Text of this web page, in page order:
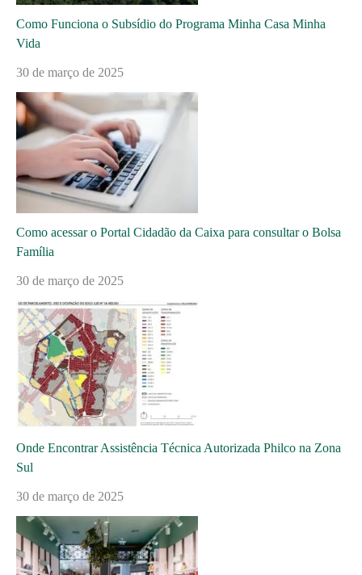
Como Funciona o Subsídio do Programa Minha Casa Minha
Vida
30 de março de 2025
Como acessar o Portal Cidadão da Caixa para consultar o Bolsa
Família
30 de março de 2025
Onde Encontrar Assistência Técnica Autorizada Philco na Zona
Sul
30 de março de 2025